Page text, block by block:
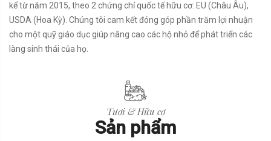
kể từ năm 2015, theo 2 chứng chỉ quốc tế hữu cơ: EU (Châu Âu),
USDA (Hoa Kỳ). Chúng tôi cam kết đóng góp phần trăm lợi nhuận
cho một quỹ giáo dục giúp nâng cao các hộ nhỏ để phát triển các
làng sinh thái của họ.
Tươi & Hữu cơ
Sản phẩm